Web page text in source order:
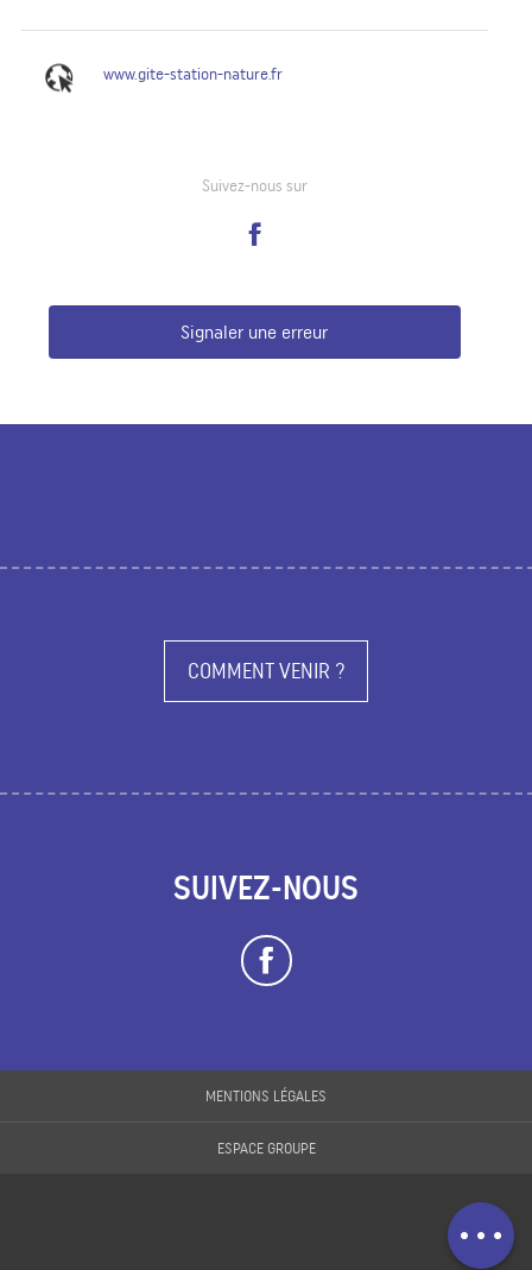
email
www.gite-station-nature.fr
Suivez-nous sur
Signaler une erreur
COMMENT VENIR ?
SUIVEZ-NOUS
MENTIONS LÉGALES
ESPACE GROUPE